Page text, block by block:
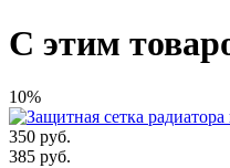
С этим
10%
350 руб.
385 руб.